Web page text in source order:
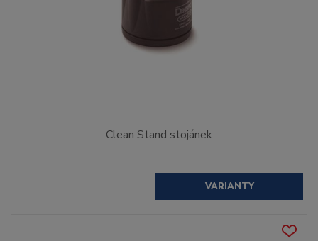
Clean Stand stojánek
VARIANTY